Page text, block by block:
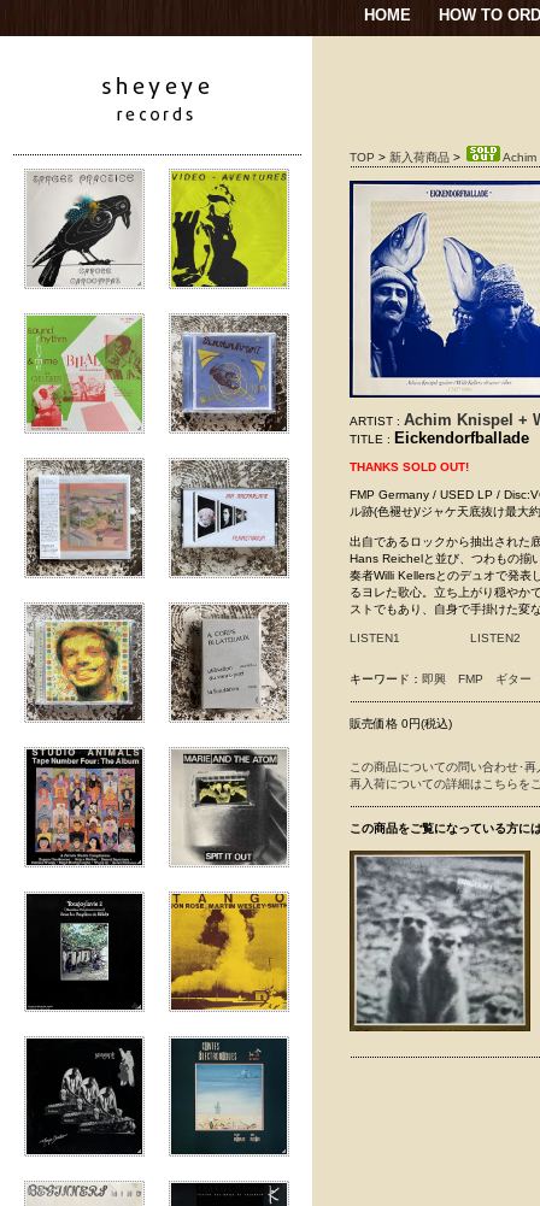
HOME HOW TO
TOP > 新入荷商品 > Achim
ARTIST : Achim Knispel +
TITLE : Eickendorfballade
THANKS SOLD OUT!
FMP Germany / USED LP /
ル跡(色褪せ)/ジャケ天底抜け最大
出自であるロックから抽出された
Hans Reichelと並び、つわもの揃
奏者Willi Kellersとのデュオで発表
るヨレた歌心。立ち上がり穏やか
ストでもあり、自身で手掛けた変
LISTEN1 LISTEN2
キーワード： 即興 FMP ギター
販売価格 0円(税込)
この商品についての問い合わせ･
再入荷についての詳細はこちらを
この商品をご覧になっている方に